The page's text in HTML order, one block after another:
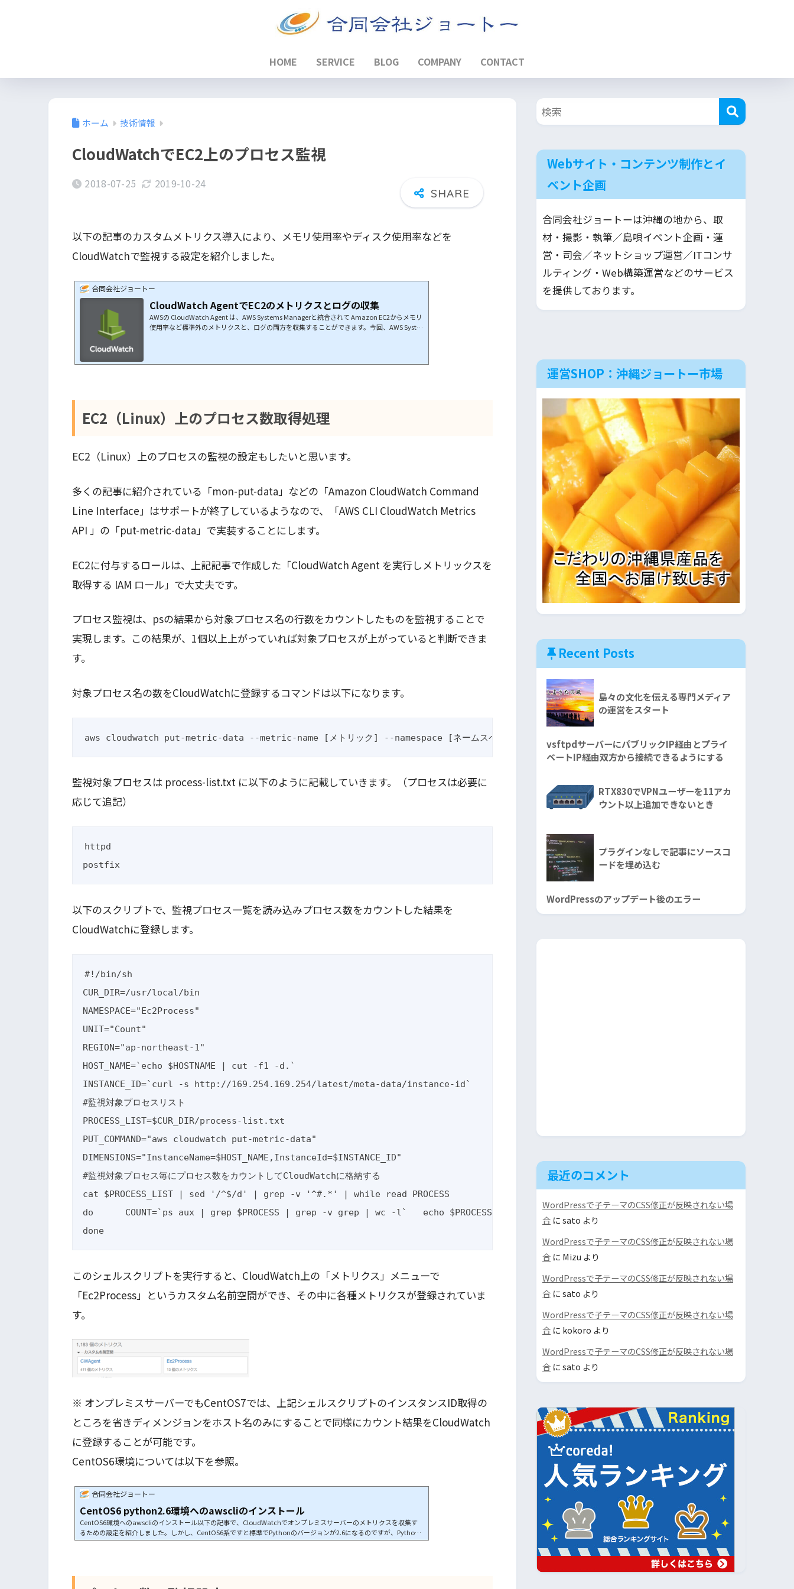
HOME SERVICE BLOG COMPANY CONTACT
ホーム 技術情報
CloudWatchでEC2上のプロセス監視
2018-07-25 2019-10-24
以下の記事のカスタムメトリクス導入により、メモリ使用率やディスク使用率などを
CloudWatchで監視する設定を紹介しました。
合同会社ジョートー
CloudWatch AgentでEC2のメトリクスとログの収集
AWSの CloudWatch Agent は、AWS Systems Managerと統合されて Amazon EC2からメモリ
使用率など標準外のメトリクスと、ログの両方を収集することができます。今回、AWS Syste
と、CloudWatch Agent を実行しメトリックスを取得する各EC2サーバー用のIAMロールの2種
EC2（Linux）上のプロセス数取得処理
EC2（Linux）上のプロセスの監視の設定もしたいと思います。
多くの記事に紹介されている「mon-put-data」などの「Amazon CloudWatch Command
Line Interface」はサポートが終了しているようなので、「AWS CLI CloudWatch Metrics
API 」の「put-metric-data」で実装することにします。
EC2に付与するロールは、上記記事で作成した「CloudWatch Agent を実行しメトリックスを
取得する IAM ロール」で大丈夫です。
プロセス監視は、psの結果から対象プロセス名の行数をカウントしたものを監視することで
実現します。この結果が、1個以上上がっていれば対象プロセスが上がっていると判断できま
す。
対象プロセス名の数をCloudWatchに登録するコマンドは以下になります。
aws cloudwatch put-metric-data --metric-name [メトリック] --namespace [ネームスペース] --dimensions [ディメンジョン] --value [対象プロセ
監視対象プロセスは process-list.txt に以下のように記載していきます。（プロセスは必要に
応じて追記）
httpd
postfix
以下のスクリプトで、監視プロセス一覧を読み込みプロセス数をカウントした結果を
CloudWatchに登録します。
#!/bin/sh
CUR_DIR=/usr/local/bin
NAMESPACE="Ec2Process"
UNIT="Count"
REGION="ap-northeast-1"
HOST_NAME=`echo $HOSTNAME | cut -f1 -d.`
INSTANCE_ID=`curl -s http://169.254.169.254/latest/meta-data/instance-id`
#監視対象プロセスリスト
PROCESS_LIST=$CUR_DIR/process-list.txt
PUT_COMMAND="aws cloudwatch put-metric-data"
DIMENSIONS="InstanceName=$HOST_NAME,InstanceId=$INSTANCE_ID"
#監視対象プロセス毎にプロセス数をカウントしてCloudWatchに格納する
cat $PROCESS_LIST | sed '/^$/d' | grep -v '^#.*' | while read PROCESS
do	COUNT=`ps aux | grep $PROCESS | grep -v grep | wc -l`	echo $PROCESS:$COUNT	$PUT_COMMAND --metric-name $PROCESS --namespace $NAMESPACE --dimensions $DIMENSIONS --value $COUNT --unit $UNIT --region $REGION
done
このシェルスクリプトを実行すると、CloudWatch上の「メトリクス」メニューで
「Ec2Process」というカスタム名前空間ができ、その中に各種メトリクスが登録されていま
す。
※ オンプレミスサーバーでもCentOS7では、上記シェルスクリプトのインスタンスID取得の
ところを省きディメンジョンをホスト名のみにすることで同様にカウント結果をCloudWatch
に登録することが可能です。
CentOS6環境については以下を参照。
合同会社ジョートー
CentOS6 python2.6環境へのawscliのインストール
CentOS6環境へのawscliのインストール以下の記事で、CloudWatchでオンプレミスサーバーのメトリクスを収集す
るための設定を紹介しました。しかし、CentOS6系ですと標準でPythonのバージョンが2.6になるのですが、Python
2.6ですとawscliのインストールができません。Python2.7のインストールこのPython2.6 環境に Python2.7をインスト
Webサイト・コンテンツ制作とイ
ベント企画
合同会社ジョートーは沖縄の地から、取
材・撮影・執筆／島唄イベント企画・運
営・司会／ネットショップ運営／ITコンサ
ルティング・Web構築運営などのサービス
を提供しております。
運営SHOP：沖縄ジョートー市場
Recent Posts
島々の文化を伝える専門メディア
の運営をスタート
vsftpdサーバーにパブリックIP経由とプライ
ベートIP経由双方から接続できるようにする
RTX830でVPNユーザーを11アカ
ウント以上追加できないとき
プラグインなしで記事にソースコ
ードを埋め込む
WordPressのアップデート後のエラー
最近のコメント
WordPressで子テーマのCSS修正が反映されない場
合 にsato より
WordPressで子テーマのCSS修正が反映されない場
合 に Mizu より
WordPressで子テーマのCSS修正が反映されない場
合 にsato より
WordPressで子テーマのCSS修正が反映されない場
合 に kokoro より
WordPressで子テーマのCSS修正が反映されない場
合 にsato より